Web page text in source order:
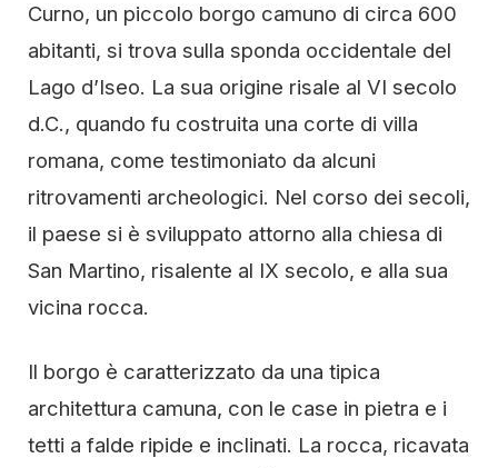
Curno, un piccolo borgo camuno di circa 600
abitanti, si trova sulla sponda occidentale del
Lago d’Iseo. La sua origine risale al VI secolo
d.C., quando fu costruita una corte di villa
romana, come testimoniato da alcuni
ritrovamenti archeologici. Nel corso dei secoli,
il paese si è sviluppato attorno alla chiesa di
San Martino, risalente al IX secolo, e alla sua
vicina rocca.
Il borgo è caratterizzato da una tipica
architettura camuna, con le case in pietra e i
tetti a falde ripide e inclinati. La rocca, ricavata